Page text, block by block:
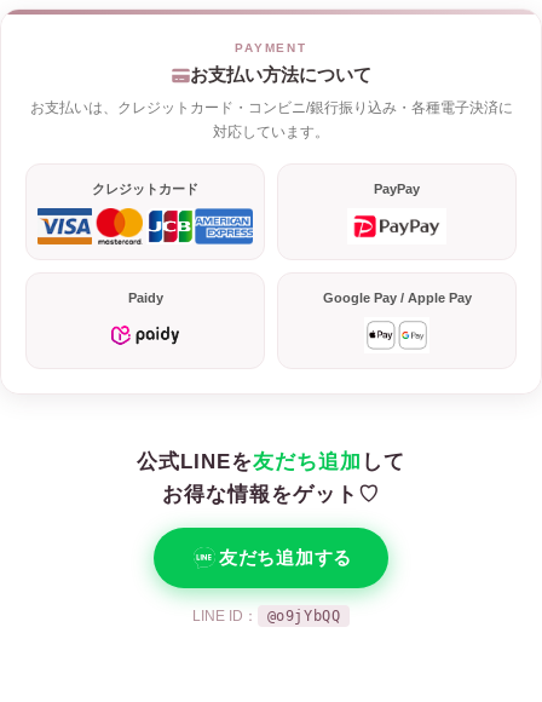
お支払い方法について
お支払いは、クレジットカード・コンビニ/銀行振り込み・各種電子決済に
対応しています。
クレジットカード PayPay
Paidy Google Pay / Apple Pay
公式LINEを友だち追加 して
お得な情報をゲット♡
友だち追加する
LINE ID： @o9jYbQQ